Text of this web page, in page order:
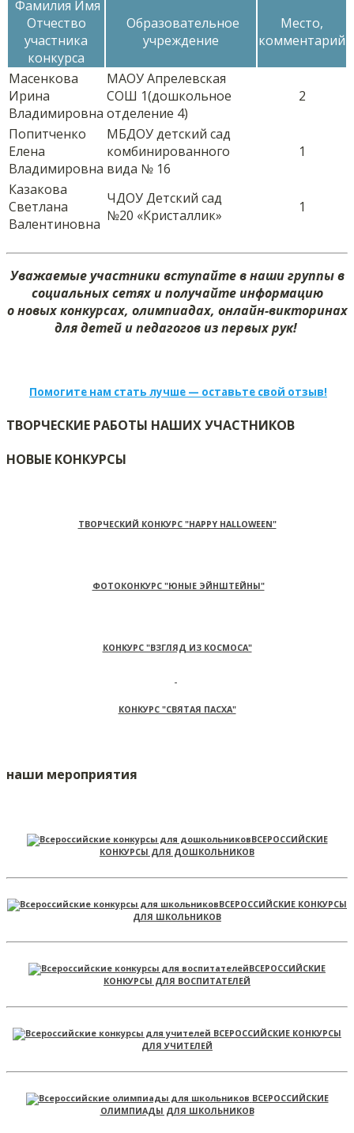
Фамилия Имя
Отчество
участника
конкурса
Образовательное
учреждение
Место,
комментарий
Масенкова
Ирина
Владимировна
МАОУ Апрелевская
СОШ 1(дошкольное
отделение 4)
2
Попитченко
Елена
Владимировна
МБДОУ детский сад
комбинированного
вида № 16
1
Казакова
Светлана
Валентиновна
ЧДОУ Детский сад
№20 «Кристаллик» 1
Уважаемые участники вступайте в наши группы в
социальных сетях и получайте информацию
о новых конкурсах, олимпиадах, онлайн-викторинах
для детей и педагогов из первых рук!
Помогите нам стать лучше — оставьте свой отзыв!
ТВОРЧЕСКИЕ РАБОТЫ НАШИХ УЧАСТНИКОВ
НОВЫЕ КОНКУРСЫ
ТВОРЧЕСКИЙ КОНКУРС "HAPPY HALLOWEEN"
ФОТОКОНКУРС "ЮНЫЕ ЭЙНШТЕЙНЫ"
КОНКУРС "ВЗГЛЯД ИЗ КОСМОСА"
КОНКУРС "СВЯТАЯ ПАСХА"
наши мероприятия
ВСЕРОССИЙСКИЕ
КОНКУРСЫ ДЛЯ ДОШКОЛЬНИКОВ
ВСЕРОССИЙСКИЕ КОНКУРСЫ
ДЛЯ ШКОЛЬНИКОВ
ВСЕРОССИЙСКИЕ
КОНКУРСЫ ДЛЯ ВОСПИТАТЕЛЕЙ
ВСЕРОССИЙСКИЕ КОНКУРСЫ
ДЛЯ УЧИТЕЛЕЙ
ВСЕРОССИЙСКИЕ
ОЛИМПИАДЫ ДЛЯ ШКОЛЬНИКОВ